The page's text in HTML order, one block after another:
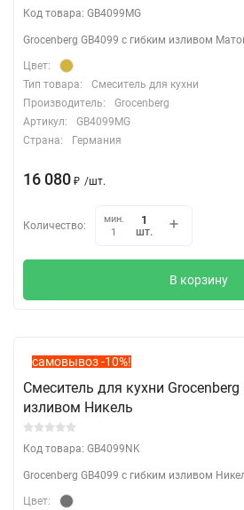
Код товара: GB4099MG
Grocenberg GB4099 с гибким изливом
Цвет:
Тип товара:
Смеситель для кухни
Производитель:
Grocenberg
Артикул:
GB4099MG
Страна:
Германия
16 080 ₽ /шт.
Количество:
мин.
1
шт.
В корзину
самовывоз -10%!
Смеситель для кухни
изливом Никель
Код товара: GB4099NK
Grocenberg GB4099 с гибким изливом
Цвет: